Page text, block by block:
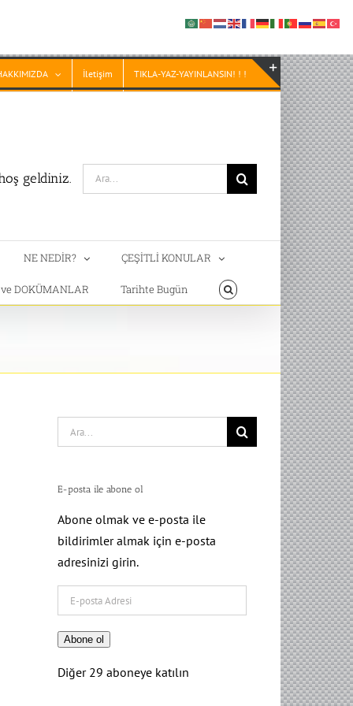
İletişim TIKLA-YAZ-YAYINLANSIN! ! !
geldiniz.
Search
for:
NE NEDİR? ÇEŞİTLİ KONULAR
DOKÜMANLAR Tarihte Bugün
Search
for:
E-posta ile abone ol
Abone olmak ve e-posta ile
bildirimler almak için e-posta
adresinizi girin.
posta
Adresi
Abone ol
Diğer 29 aboneye katılın
Toggle
Sliding
Bar
Area